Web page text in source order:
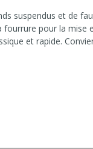
suspendus et de
fourrure pour la mise
et rapide.